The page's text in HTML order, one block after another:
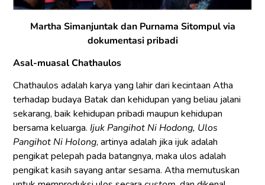
Martha Simanjuntak dan Purnama Sitompul via
dokumentasi pribadi
Asal-muasal Chathaulos
Chathaulos adalah karya yang lahir dari kecintaan Atha
terhadap budaya Batak dan kehidupan yang beliau jalani
sekarang, baik kehidupan pribadi maupun kehidupan
bersama keluarga. Ijuk Pangihot Ni Hodong, Ulos
Pangihot Ni Holong, artinya adalah jika ijuk adalah
pengikat pelepah pada batangnya, maka ulos adalah
pengikat kasih sayang antar sesama. Atha memutuskan